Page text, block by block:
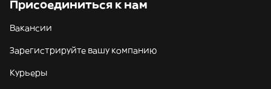
Присоединиться к нам
Вакансии
Зарегистрируйте вашу компанию
Курьеры